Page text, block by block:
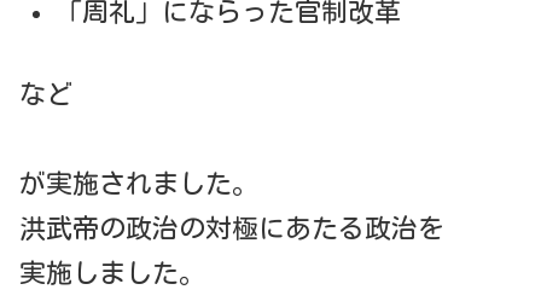
「周礼」にならった官制改革
など
が実施されました。
洪武帝の政治の対極にあたる政治を
実施しました。